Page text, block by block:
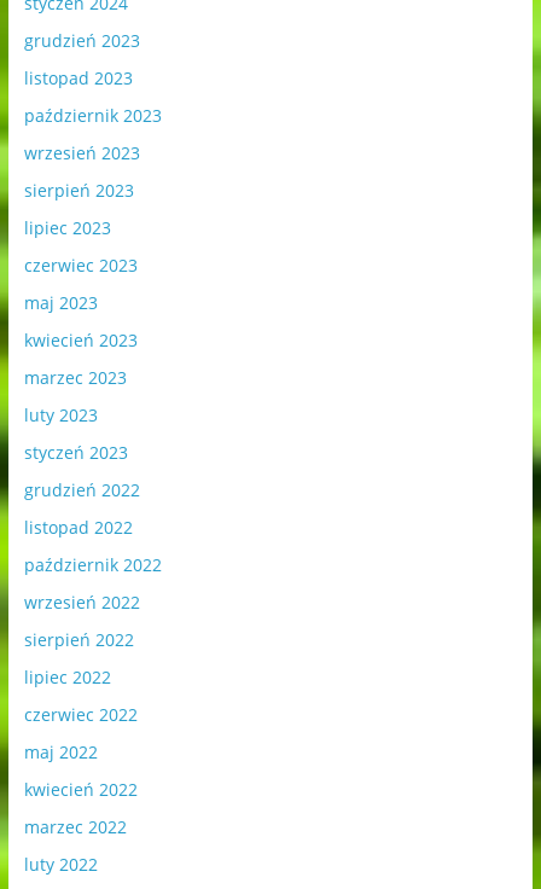
grudzień 2023
listopad 2023
październik 2023
wrzesień 2023
sierpień 2023
lipiec 2023
czerwiec 2023
maj 2023
kwiecień 2023
marzec 2023
luty 2023
styczeń 2023
grudzień 2022
listopad 2022
październik 2022
wrzesień 2022
sierpień 2022
lipiec 2022
czerwiec 2022
maj 2022
kwiecień 2022
marzec 2022
luty 2022